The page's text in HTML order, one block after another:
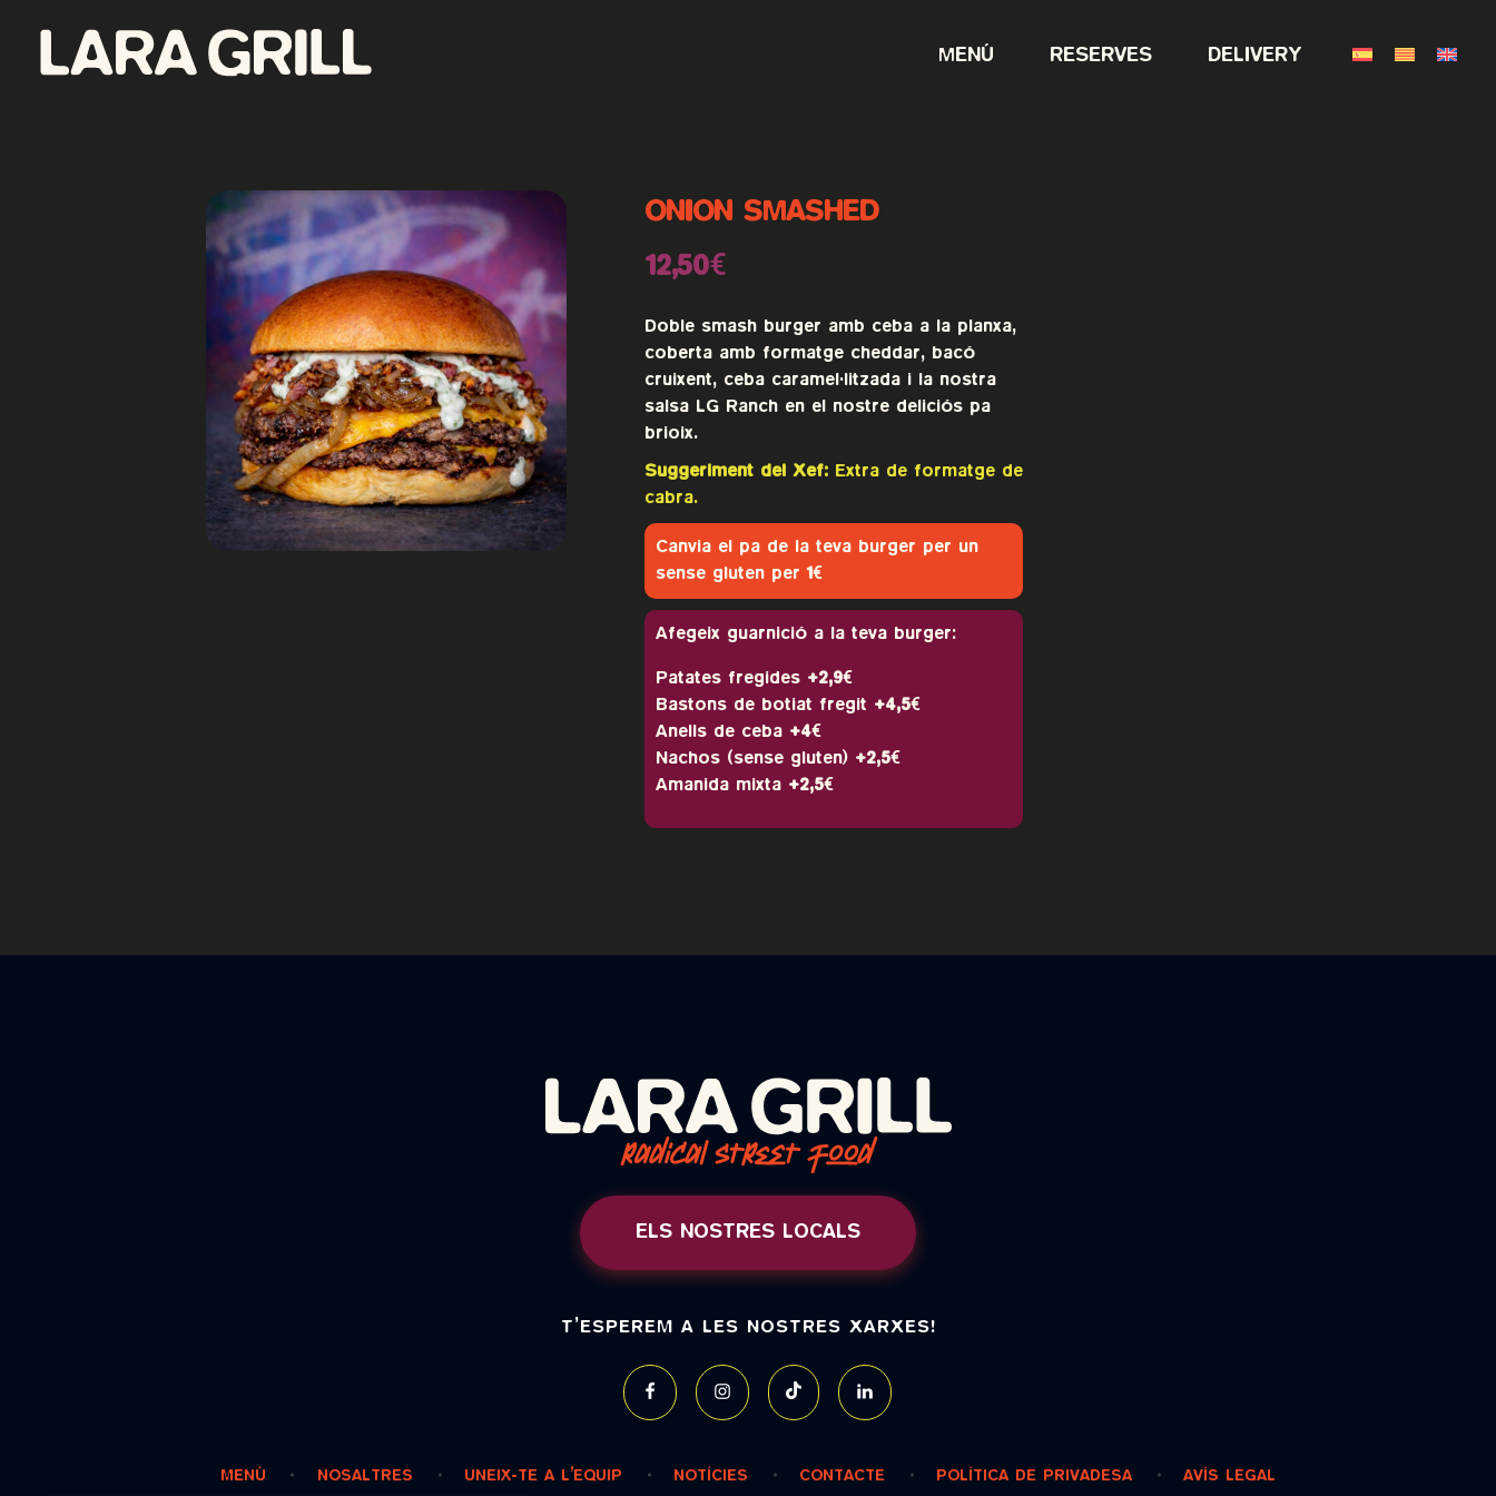
MENÚ RESERVES DELIVERY
ONION SMASHED
12,50€
Doble smash burger amb ceba a la planxa,
coberta amb formatge cheddar, bacó
cruixent, ceba caramel·litzada i la nostra
salsa LG Ranch en el nostre deliciós pa
brioix.
Suggeriment del Xef: Extra de formatge de
cabra.
Canvia el pa de la teva burger per un
sense gluten per1€
Afegeix guarnició a la teva burger:
Patates fregides +2,9€
Bastons de botiat fregit +4,5€
Anells de ceba +4€
Nachos (sense gluten) +2,5€
Amanida mixta +2,5€
ELS NOSTRES LOCALS
T’ESPEREM A LES NOSTRES XARXES!
MENÚ NOSALTRES UNEIX-TE A L’EQUIP NOTÍCIES CONTACTE POLÍTICA DE PRIVADESA AVÍS LEGAL